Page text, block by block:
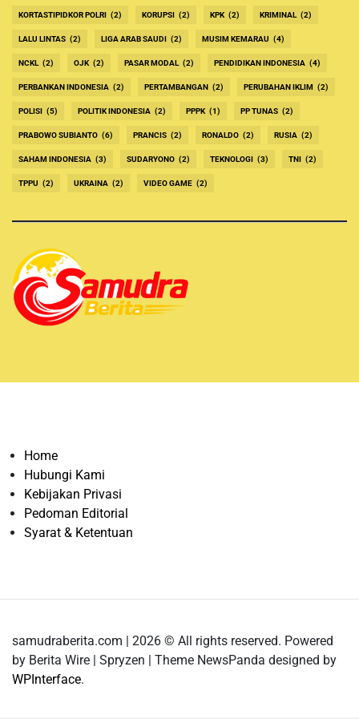
KORTASTIPIDKOR POLRI (2) KORUPSI (2) KPK (2) KRIMINAL (2)
LALU LINTAS (2) LIGA ARAB SAUDI (2) MUSIM KEMARAU (4)
NCKL (2) OJK (2) PASAR MODAL (2) PENDIDIKAN INDONESIA (4)
PERBANKAN INDONESIA (2) PERTAMBANGAN (2) PERUBAHAN IKLIM (2)
POLISI (5) POLITIK INDONESIA (2) PPPK (1) PP TUNAS (2)
PRABOWO SUBIANTO (6) PRANCIS (2) RONALDO (2) RUSIA (2)
SAHAM INDONESIA (3) SUDARYONO (2) TEKNOLOGI (3) TNI (2)
TPPU (2) UKRAINA (2) VIDEO GAME (2)
Home
Hubungi Kami
Kebijakan Privasi
Pedoman Editorial
Syarat & Ketentuan
samudraberita.com | 2026 © All rights reserved. Powered
by Berita Wire | Spryzen | Theme NewsPanda designed by
WPInterface.